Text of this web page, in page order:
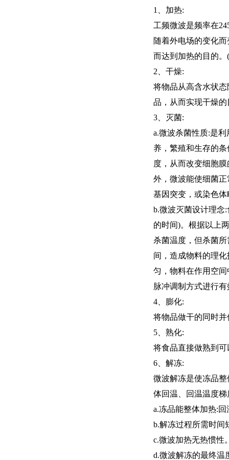
1、加热:
工频微波是频率在
随着外电场的变化
而达到加热的目的
2、干燥:
将物品从高含水状
品，从而实现干燥
3、灭菌:
a.微波杀菌性质:是
养，繁殖和生存的
度，从而改变细胞
外，微波能使细菌
基因突变，或染色
b.微波灭菌设计理念
的时间)。根据以上
杀菌温度，但杀菌
间，造成物料的理
匀，物料在作用空
脉冲调制方式进行
4、膨化:
将物品做干的同时
5、熟化:
将食品直接做熟到
6、解冻:
微波解冻是使冻品
体回温、回温温度
a.冻品能整体加热:
b.解冻过程所需时间
c.微波加热无热惯性
d.微波解冻的最终温